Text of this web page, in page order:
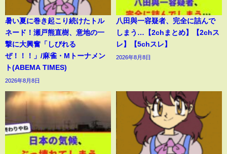
暑い夏に巻き起こり続けたトル
ネード！瀬戸熊直樹、意地の一
撃に大興奮「しびれる
ぜ！！！」/麻雀・Mトーナメン
ト(ABEMA TIMES)
2026年8月8日
八田與一容疑者、完全に詰んで
しまう…【2chまとめ】【2chス
レ】【5chスレ】
2026年8月8日